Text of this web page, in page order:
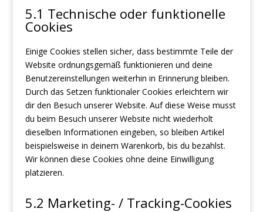
5.1 Technische oder funktionelle
Cookies
Einige Cookies stellen sicher, dass bestimmte Teile der
Website ordnungsgemäß funktionieren und deine
Benutzereinstellungen weiterhin in Erinnerung bleiben.
Durch das Setzen funktionaler Cookies erleichtern wir
dir den Besuch unserer Website. Auf diese Weise musst
du beim Besuch unserer Website nicht wiederholt
dieselben Informationen eingeben, so bleiben Artikel
beispielsweise in deinem Warenkorb, bis du bezahlst.
Wir können diese Cookies ohne deine Einwilligung
platzieren.
5.2 Marketing- / Tracking-Cookies